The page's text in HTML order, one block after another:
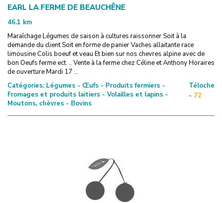
EARL LA FERME DE BEAUCHÊNE
46.1 km
Maraîchage Légumes de saison à cultures raissonner Soit à la
demande du client Soit en forme de panier Vaches allaitante race
limousine Colis boeuf et veau Et bien sur nos chevres alpine avec de
bon Oeufs ferme ect. .. Vente à la ferme chez Céline et Anthony Horaires
de ouverture Mardi 17 ...
Catégories: Légumes - Œufs - Produits fermiers -
Fromages et produits laitiers - Volailles et lapins -
Moutons, chèvres - Bovins
Téloche
- 72